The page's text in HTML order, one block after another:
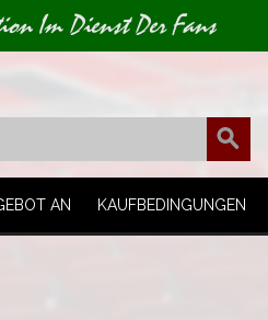
Im Dienst Der Fans
AN KAUFBEDINGUNGEN